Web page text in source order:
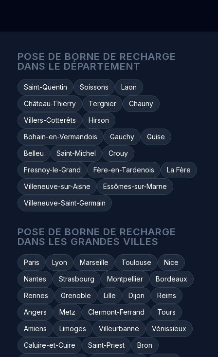
POSE DE BORNE DE RECHARGE
DANS LE DÉPARTEMENT
Saint-Quentin Soissons
Laon
Château-Thierry
Tergnier
Chauny
Villers-Cotterêts
Hirson
Bohain-en-Vermandois
Gauchy
Guise
Belleu
Saint-Michel
Crouy
Fresnoy-le-Grand
Fère-en-Tardenois
La Fère
Villeneuve-sur-Aisne
Essômes-sur-Marne
Villeneuve-Saint-Germain
POSE DE BORNE DE RECHARGE
DANS LES GRANDES VILLES
Paris Lyon Marseille Toulouse
Nice
Nantes
Strasbourg Montpellier
Bordeaux
Rennes
Grenoble Lille Dijon
Reims
Angers
Metz Clermont-Ferrand
Tours
Amiens
Limoges Villeurbanne
Vénissieux
Caluire-et-Cuire
Saint-Priest
Bron